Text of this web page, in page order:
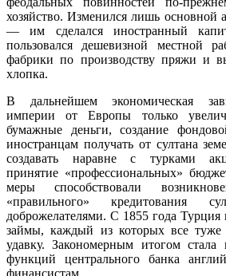
хозяйство. Изменился лишь основной
— им сделался иностранный
пользовался дешевизной местной
фабрики по производству пряжи и
хлопка.
В дальнейшем экономическая
империи от Европы только
бумажные деньги, создание
иностранцам получать от султана
создавать наравне с турками
принятие «профессиональных»
меры способствовали
«правильного» кредитования
доброжелателями. С 1855 года Турция
займы, каждый из которых все туже
удавку. Закономерным итогом стала
функций центрального банка
финансистам.